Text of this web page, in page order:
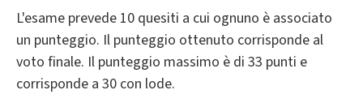
L'esame prevede 10 quesiti a cui ognuno è associato
un punteggio. Il punteggio ottenuto corrisponde al
voto finale. Il punteggio massimo è di 33 punti e
corrisponde a 30 con lode.